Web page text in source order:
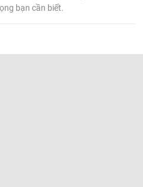
bạn cần biết.